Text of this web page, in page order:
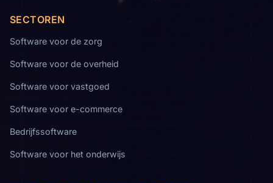
SECTOREN
Software voor de zorg
Software voor de overheid
Software voor vastgoed
Software voor e-commerce
Bedrijfssoftware
Software voor het onderwijs